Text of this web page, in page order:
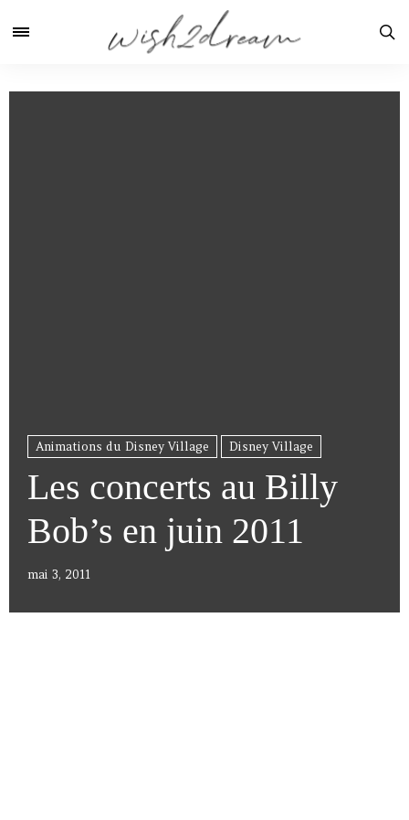
Animations du Disney Village Disney Village
Les concerts au Billy
Bob’s en juin 2011
mai 3, 2011